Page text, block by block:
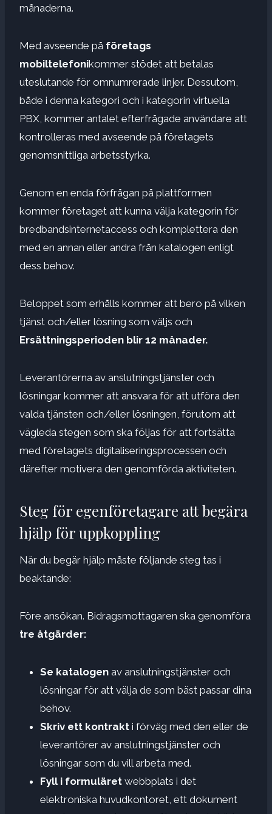
månaderna.
Med avseende på företags
mobiltelefonikommer stödet att betalas
uteslutande för omnumrerade linjer. Dessutom,
både i denna kategori och i kategorin virtuella
PBX, kommer antalet efterfrågade användare att
kontrolleras med avseende på företagets
genomsnittliga arbetsstyrka.
Genom en enda förfrågan på plattformen
kommer företaget att kunna välja kategorin för
bredbandsinternetaccess och komplettera den
med en annan eller andra från katalogen enligt
dess behov.
Beloppet som erhålls kommer att bero på vilken
tjänst och/eller lösning som väljs och
Ersättningsperioden blir 12 månader.
Leverantörerna av anslutningstjänster och
lösningar kommer att ansvara för att utföra den
valda tjänsten och/eller lösningen, förutom att
vägleda stegen som ska följas för att fortsätta
med företagets digitaliseringsprocessen och
därefter motivera den genomförda aktiviteten.
Steg för egenföretagare att begära
hjälp för uppkoppling
När du begär hjälp måste följande steg tas i
beaktande:
Före ansökan. Bidragsmottagaren ska genomföra
tre åtgärder:
Se katalogen av anslutningstjänster och
lösningar för att välja de som bäst passar dina
behov.
Skriv ett kontrakt i förväg med den eller de
leverantörer av anslutningstjänster och
lösningar som du vill arbeta med.
Fyll i formuläret webbplats i det
elektroniska huvudkontoret, ett dokument